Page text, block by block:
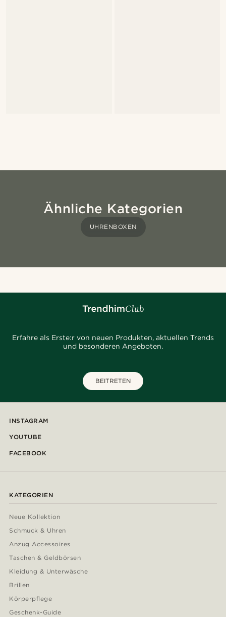
Ähnliche Kategorien
UHRENBOXEN
Erfahre als Erste:r von neuen Produkten, aktuellen Trends
und besonderen Angeboten.
BEITRETEN
INSTAGRAM
YOUTUBE
FACEBOOK
KATEGORIEN
Neue Kollektion
Schmuck & Uhren
Anzug Accessoires
Taschen & Geldbörsen
Kleidung & Unterwäsche
Brillen
Körperpflege
Geschenk-Guide